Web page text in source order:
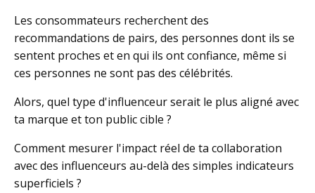
Les consommateurs recherchent des
recommandations de pairs, des personnes dont ils se
sentent proches et en qui ils ont confiance, même si
ces personnes ne sont pas des célébrités.
Alors, quel type d'influenceur serait le plus aligné avec
ta marque et ton public cible ?
Comment mesurer l'impact réel de ta collaboration
avec des influenceurs au-delà des simples indicateurs
superficiels ?